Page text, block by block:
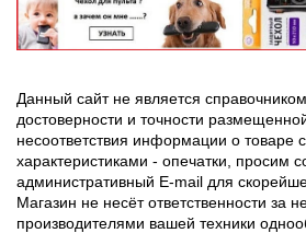
Данный сайт не является
достоверности и точности
несоответствия информации о товаре
характеристиками - опечатки, просим
административный E-mail для
Магазин не несёт ответственности за
производителями вашей техники